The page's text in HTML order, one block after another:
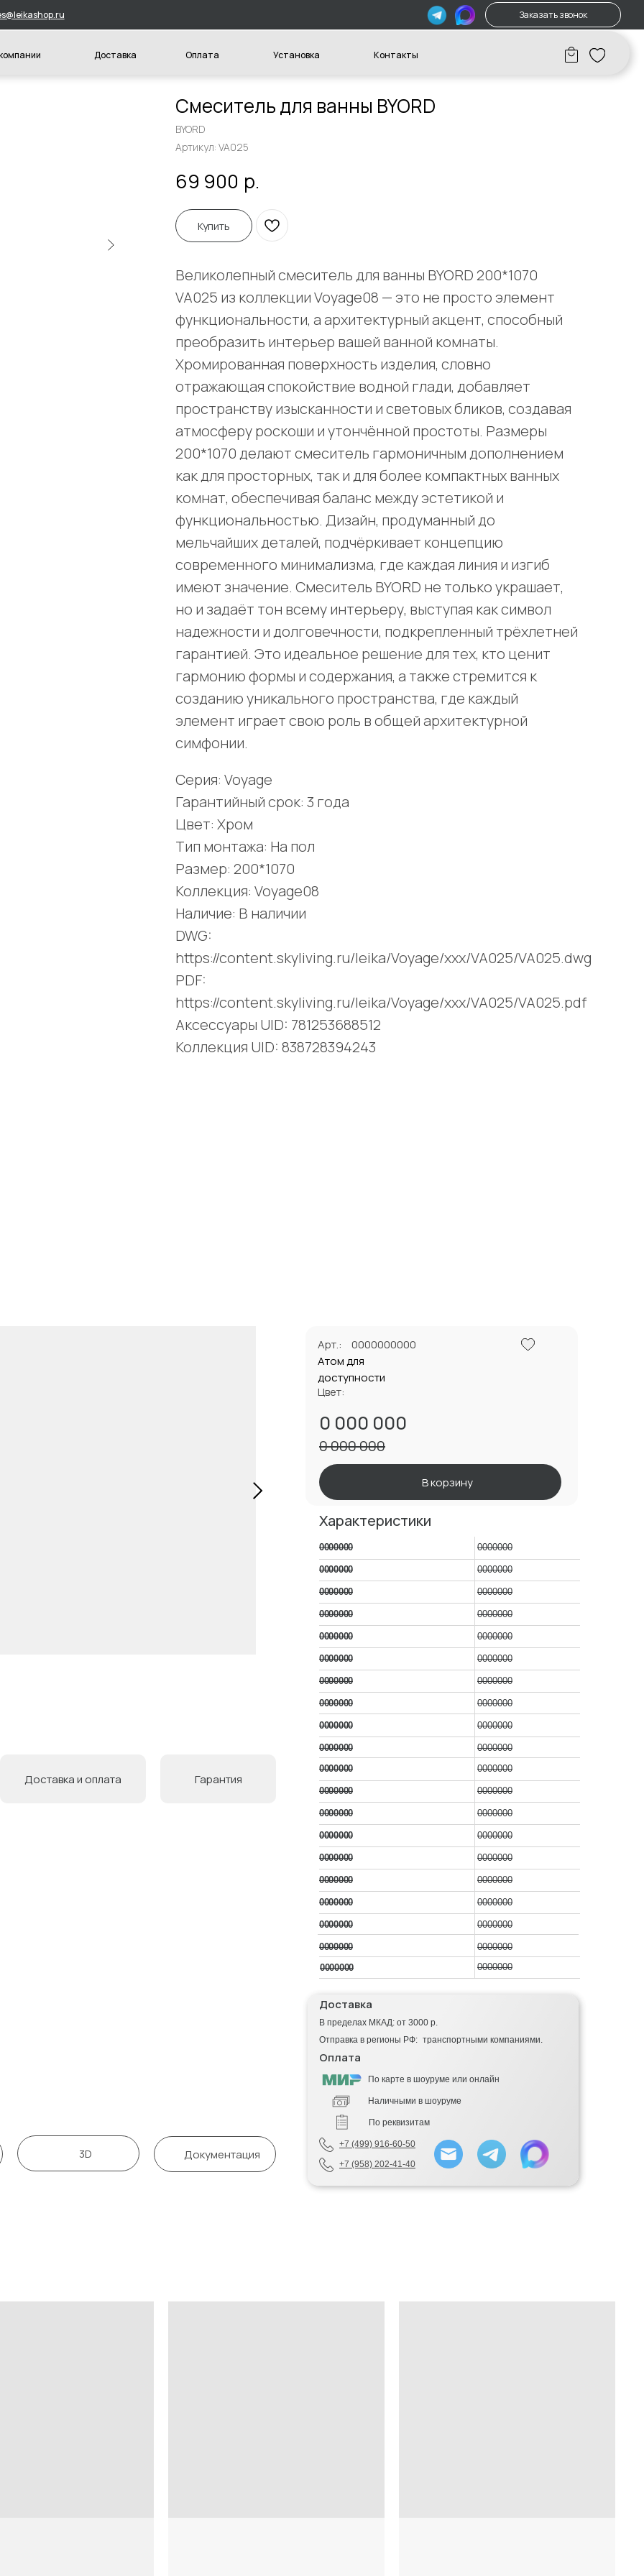
Заказать звонок
Смеситель для ванны BYORD
BYORD
Артикул: VA025
69 900 р.
Купить
Великолепный смеситель для ванны BYORD 200*1070
VA025 из коллекции Voyage08 — это не просто элемент
функциональности, а архитектурный акцент, способный
преобразить интерьер вашей ванной комнаты.
Хромированная поверхность изделия, словно
отражающая спокойствие водной глади, добавляет
пространству изысканности и световых бликов, создавая
атмосферу роскоши и утончённой простоты. Размеры
200*1070 делают смеситель гармоничным дополнением
как для просторных, так и для более компактных ванных
комнат, обеспечивая баланс между эстетикой и
функциональностью. Дизайн, продуманный до
мельчайших деталей, подчёркивает концепцию
современного минимализма, где каждая линия и изгиб
имеют значение. Смеситель BYORD не только украшает,
но и задаёт тон всему интерьеру, выступая как символ
надежности и долговечности, подкрепленный трёхлетней
гарантией. Это идеальное решение для тех, кто ценит
гармонию формы и содержания, а также стремится к
созданию уникального пространства, где каждый
элемент играет свою роль в общей архитектурной
симфонии.
Серия: Voyage
Гарантийный срок: 3 года
Цвет: Хром
Тип монтажа: На пол
Размер: 200*1070
Коллекция: Voyage08
Наличие: В наличии
DWG:
https://content.skyliving.ru/leika/Voyage/xxx/VA025/VA025.dwg
PDF:
https://content.skyliving.ru/leika/Voyage/xxx/VA025/VA025.pdf
Аксессуары UID: 781253688512
Коллекция UID: 838728394243
0000000
0000000
0000000
0000000
0000000
0000000
0000000
0000000
0000000
0000000
0000000
0000000
0000000
0000000
0000000
0000000
0000000
0000000
0000000
0000000
0000000
0000000
0000000
0000000
0000000
0000000
0000000
0000000
0000000
0000000
0000000
0000000
0000000
0000000
0000000
0000000
0000000
0000000
0000000
0000000
Характеристики
Гарантия
Доставка и оплата
+7 (958) 202-41-40
+7 (499) 916-60-50
По реквизитам
Наличными в шоуруме
По карте в шоуруме или онлайн
Оплата
Доставка
В пределах МКАД: от 3000 р.
Отправка в регионы РФ: транспортными компаниями.
0 000 000
0 000 000
0000000000
Арт.:
В корзину
Цвет:
3D Документация
Атом для
доступности